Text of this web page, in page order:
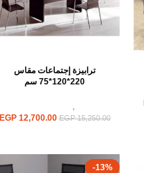
ترابيزة إجتماعات مقاس
220*120*75 سم
ترابيزات,
EGP15,250.00
EGP12,700.00
-13%